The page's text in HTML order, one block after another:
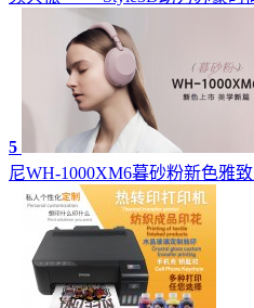
5
尼WH-1000XM6暮砂粉新色雅